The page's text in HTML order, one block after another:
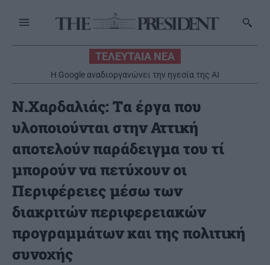
ΤΕΛΕΥΤΑΙΑ ΝΕΑ
H Google αναδιοργανώνει την ηγεσία της AI
Ν.Χαρδαλιάς: Tα έργα που
υλοποιούνται στην Αττική
αποτελούν παράδειγμα του τί
μπορούν να πετύχουν οι
Περιφέρειες μέσω των
διακριτών περιφερειακών
προγραμμάτων και της πολιτική
συνοχής